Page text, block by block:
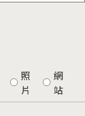
照
片
網
站